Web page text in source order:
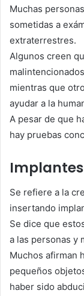
Muchas
sometidas a
extraterrestres.
Algunos creen
mientras que
ayudar a la
A pesar de que
hay pruebas
Se refiere a la
insertando
Se dice que
a las personas y
Muchos afirman
pequeños
haber sido